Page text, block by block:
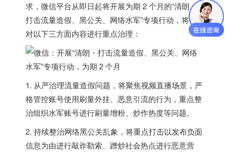
求，微信平台从即日起将开展为期 2 个月的“清朗・
打击流量造假、黑公关、网络水军”专项行动 ，将针
对以下三方面内容进行重点治理：
1. 从严治理流量造假问题 ，将聚焦视频直播场景，严
格管控账号使用刷量外挂、恶意引流的行为，重点整
治组织水军账号进行刷量增粉、炒作热度等问题。
2. 持续整治网络黑公关乱象 ，将重点打击以发布负面
信息为由进行敲诈勒索、蹭炒社会热点进行恶意营